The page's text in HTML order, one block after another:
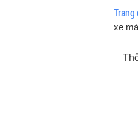
Trang
xe